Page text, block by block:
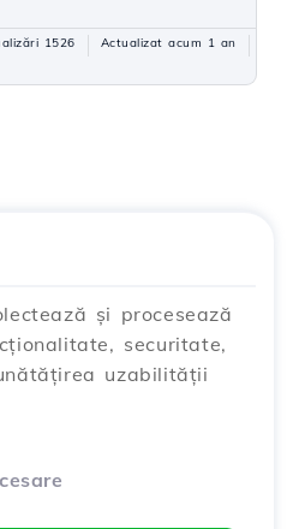
1526
Actualizat acum 1 an
și procesează
securitate,
uzabilității